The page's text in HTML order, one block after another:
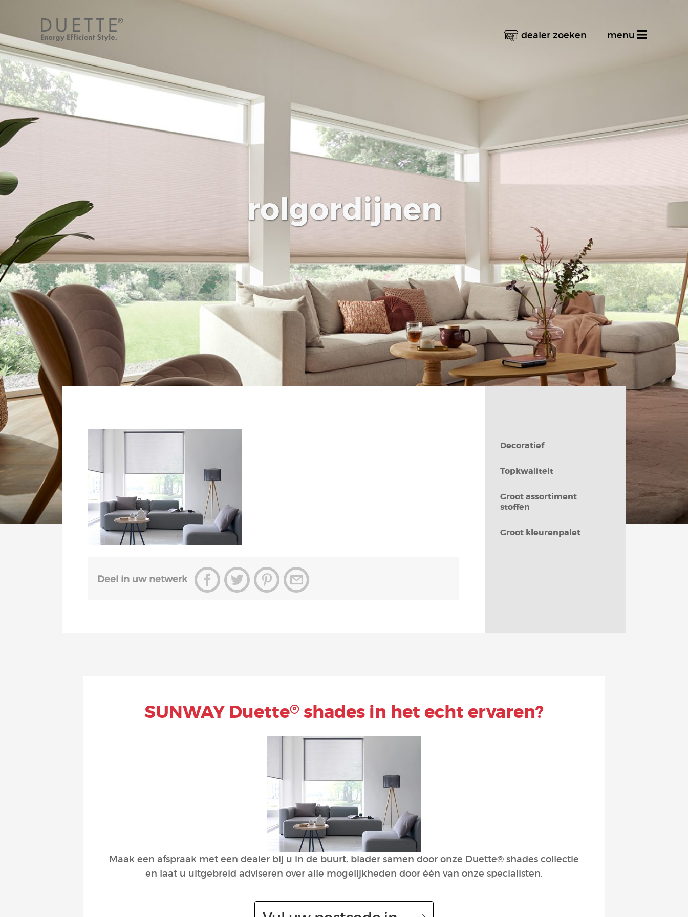
dealer zoeken menu
rolgordijnen
Deel in uw netwerk
Decoratief
Topkwaliteit
Groot assortiment
stoffen
Groot kleurenpalet
SUNWAY Duette® shades in het echt ervaren?
Maak een afspraak met een dealer bij u in de buurt, blader samen door onze Duette® shades collectie
en laat u uitgebreid adviseren over alle mogelijkheden door één van onze specialisten.
Stel uw vraag
Veiligheid
Contact